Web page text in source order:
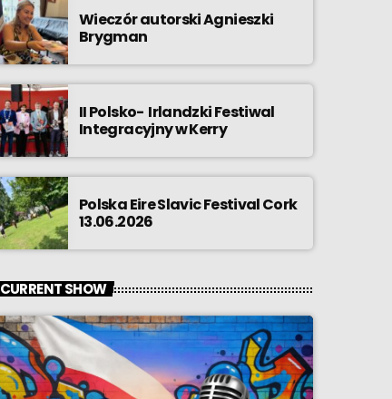
Wieczór autorski Agnieszki
Brygman
II Polsko- Irlandzki Festiwal
Integracyjny w Kerry
Polska Eire Slavic Festival Cork
13.06.2026
CURRENT SHOW